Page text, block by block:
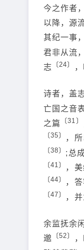
今之作者
以降，源
其纪一事
君非从流
志 〔24〕
诗者，盖
亡国之音
之篇
〔31〕
〔35〕 ，
〔38〕 ;总
〔41〕 ，
〔44〕 ，
〔47〕 ，
余监抚余闲
邈 〔52〕